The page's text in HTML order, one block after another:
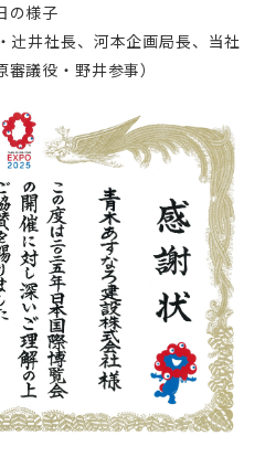
の様子
辻󠄀井社長、河本企画局長、当社
議役・野井参事）